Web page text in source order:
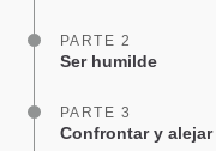
PARTE 2
Ser humilde
PARTE 3
Confrontar y